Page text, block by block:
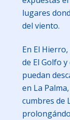
lugares
del viento.
En El
de El Golfo
puedan
en La
cumbres de